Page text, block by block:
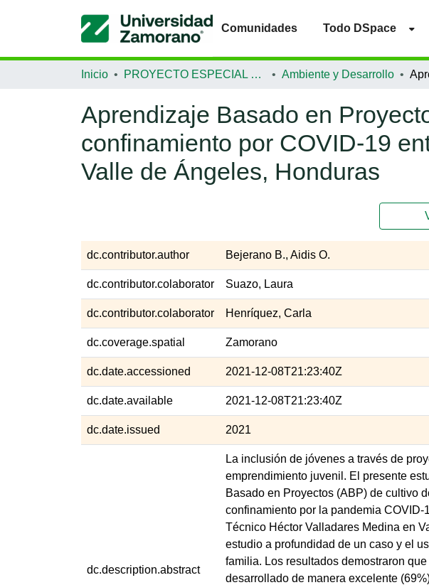
Comunidades Todo DSpace
Inicio PROYECTO ESPECIAL DE GRADUACIÓN Ambiente y Desarrollo
Aprendizaje Basado en
confinamiento por COVID-19
Valle de Ángeles, Honduras
dc.contributor.author Bejerano B., Aidis O.
dc.contributor.colaborator Suazo, Laura
dc.contributor.colaborator Henríquez, Carla
dc.coverage.spatial Zamorano
dc.date.accessioned 2021-12-08T21:23:40Z
dc.date.available 2021-12-08T21:23:40Z
dc.date.issued 2021
dc.description.abstract
La inclusión de jóvenes a través de
emprendimiento juvenil. El presente
Basado en Proyectos (ABP) de cultivo
confinamiento por la pandemia
Técnico Héctor Valladares Medina en
estudio a profundidad de un caso y el
familia. Los resultados demostraron
desarrollado de manera excelente